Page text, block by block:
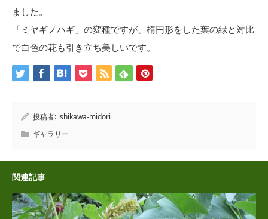
ました。
「ミヤギノハギ」の変種ですが、楕円形をした葉の緑と対比
で白色の花も引き立ち美しいです。
投稿者: ishikawa-midori
ギャラリー
関連記事